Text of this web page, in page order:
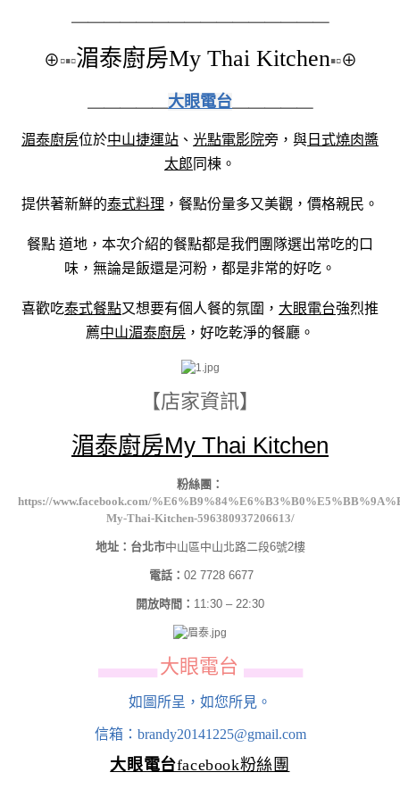
⊕▫▪▫湄泰廚房My Thai Kitchen▪▫⊕
大眼電台
湄泰廚房位於中山捷運站 、 光點電影院旁，與日式燒肉醬
太郎同棟。
提供著新鮮的泰式料理 ，餐點份量多又美觀，價格親民。
餐點 道地，本次介紹的餐點都是我們團隊選出常吃的口
味，無論是飯還是河粉，都是非常的好吃。
喜歡吃泰式餐點又想要有個人餐的氛圍， 大眼電台強烈推
薦中山湄泰廚房 ，好吃乾淨的餐廳。
【店家資訊】
湄泰廚房My Thai Kitchen
粉絲團：
https://www.facebook.com/
My-Thai-Kitchen-596380937206613/
地址：台北市中山區中山北路二段6號2樓
電話： 02 7728 6677
開放時間： 11:30 – 22:30
▄▄▄▄▄▄ 大眼電台 ▄▄▄▄▄▄
如圖所呈，如您所見。
信箱：brandy20141225@gmail.com
大眼電台facebook粉絲團